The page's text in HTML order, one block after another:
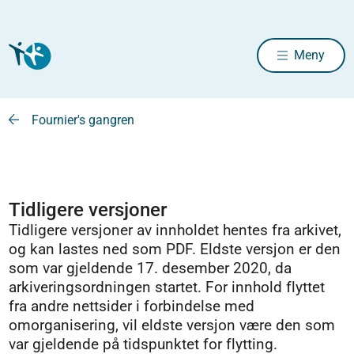
Meny
Fournier's gangren
Tidligere versjoner
Tidligere versjoner av innholdet hentes fra arkivet,
og kan lastes ned som PDF. Eldste versjon er den
som var gjeldende 17. desember 2020, da
arkiveringsordningen startet. For innhold flyttet
fra andre nettsider i forbindelse med
omorganisering, vil eldste versjon være den som
var gjeldende på tidspunktet for flytting.